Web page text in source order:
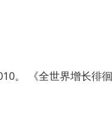
。 《全世界增长徘